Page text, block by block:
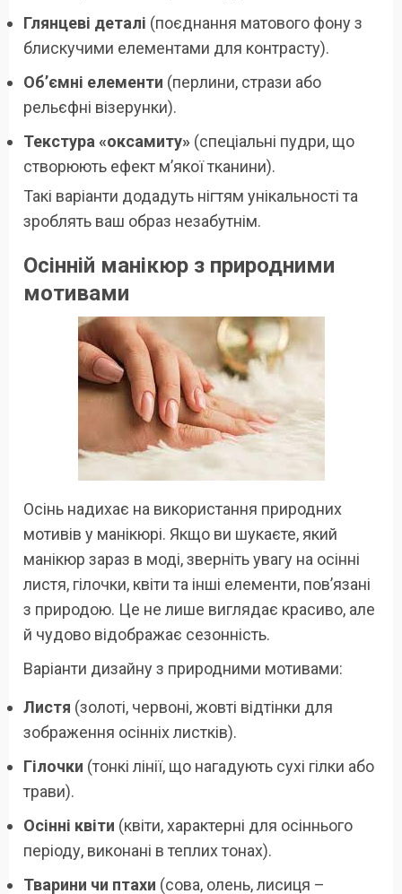
Глянцеві деталі (поєднання матового фону з
блискучими елементами для контрасту).
Об’ємні елементи (перлини, стрази або
рельєфні візерунки).
Текстура «оксамиту» (спеціальні пудри, що
створюють ефект м’якої тканини).
Такі варіанти додадуть нігтям унікальності та
зроблять ваш образ незабутнім.
Осінній манікюр з природними
мотивами
Осінь надихає на використання природних
мотивів у манікюрі. Якщо ви шукаєте, який
манікюр зараз в моді, зверніть увагу на осінні
листя, гілочки, квіти та інші елементи, пов’язані
з природою. Це не лише виглядає красиво, але
й чудово відображає сезонність.
Варіанти дизайну з природними мотивами:
Листя (золоті, червоні, жовті відтінки для
зображення осінніх листків).
Гілочки (тонкі лінії, що нагадують сухі гілки або
трави).
Осінні квіти (квіти, характерні для осіннього
періоду, виконані в теплих тонах).
Тварини чи птахи (сова, олень, лисиця –